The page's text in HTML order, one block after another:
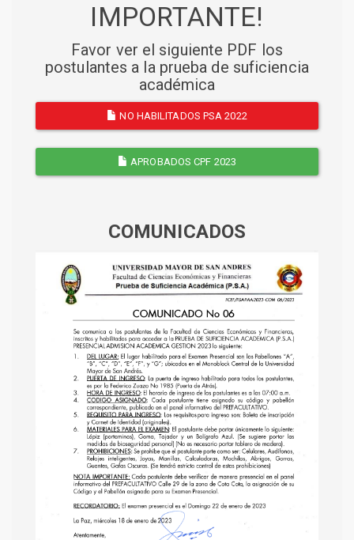
IMPORTANTE!
Favor ver el siguiente PDF los
postulantes a la prueba de suficiencia
académica
NO HABILITADOS PSA 2022
APROBADOS CPF 2023
COMUNICADOS